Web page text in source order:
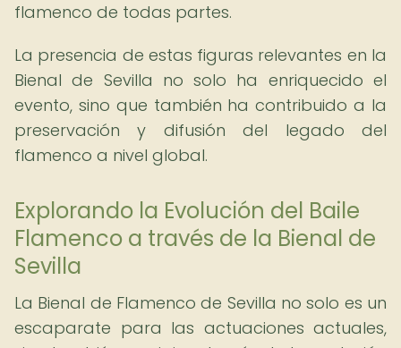
flamenco de todas partes.
La presencia de estas figuras relevantes en la
Bienal de Sevilla no solo ha enriquecido el
evento, sino que también ha contribuido a la
preservación y difusión del legado del
flamenco a nivel global.
Explorando la Evolución del Baile
Flamenco a través de la Bienal de
Sevilla
La Bienal de Flamenco de Sevilla no solo es un
escaparate para las actuaciones actuales,